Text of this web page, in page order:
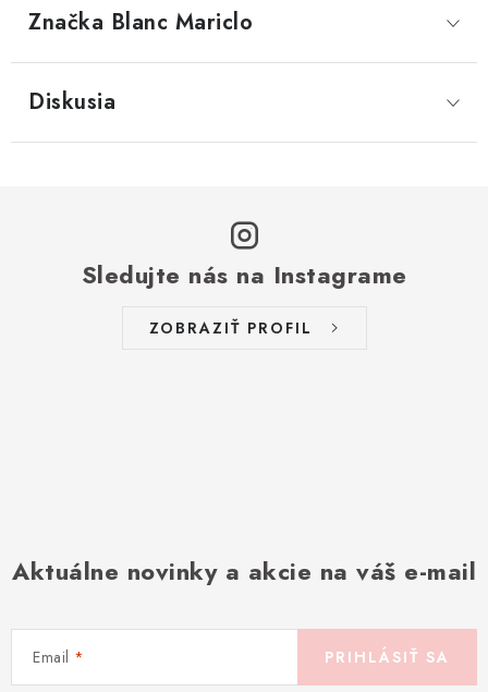
Značka Blanc Mariclo
Diskusia
Sledujte nás na Instagrame
ZOBRAZIŤ PROFIL
Aktuálne novinky a akcie na váš e-mail
Email PRIHLÁSIŤ SA